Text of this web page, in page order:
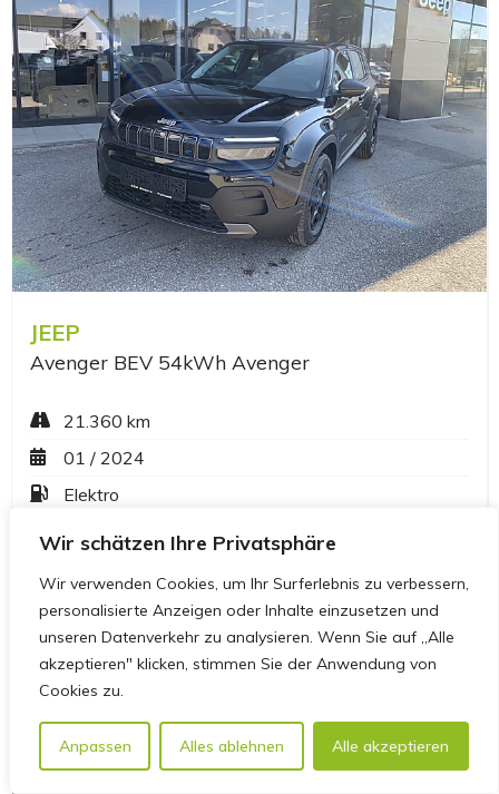
Wir schätzen Ihre Privatsphäre
Wir verwenden Cookies, um Ihr Surferlebnis zu verbessern,
personalisierte Anzeigen oder Inhalte einzusetzen und
unseren Datenverkehr zu analysieren. Wenn Sie auf „Alle
akzeptieren" klicken, stimmen Sie der Anwendung von
Cookies zu.
Anpassen Alles ablehnen Alle akzeptieren